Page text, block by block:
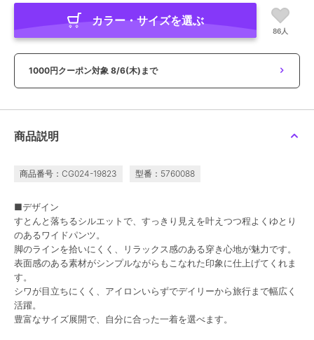
カラー・サイズを選ぶ
86人
1000円クーポン対象 8/6(木)まで
商品説明
商品番号：CG024-19823 型番：5760088
■デザイン
すとんと落ちるシルエットで、すっきり見えを叶えつつ程よくゆとり
のあるワイドパンツ。
脚のラインを拾いにくく、リラックス感のある穿き心地が魅力です。
表面感のある素材がシンプルながらもこなれた印象に仕上げてくれま
す。
シワが目立ちにくく、アイロンいらずでデイリーから旅行まで幅広く
活躍。
豊富なサイズ展開で、自分に合った一着を選べます。